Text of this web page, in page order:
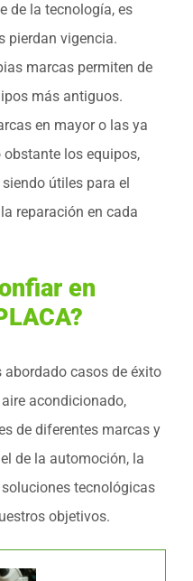
de la tecnología, es
pierdan vigencia.
marcas permiten de
más antiguos.
en mayor o las ya
obstante los equipos,
útiles para el
reparación en cada
en
abordado casos de éxito
acondicionado,
de diferentes marcas y
de la automoción, la
tecnológicas
objetivos.